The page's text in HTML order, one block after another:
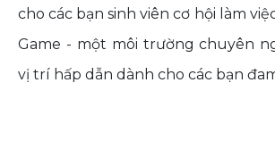
cho các bạn sinh viên cơ hội làm
Game - một môi trường chuyên
vị trí hấp dẫn dành cho các bạn